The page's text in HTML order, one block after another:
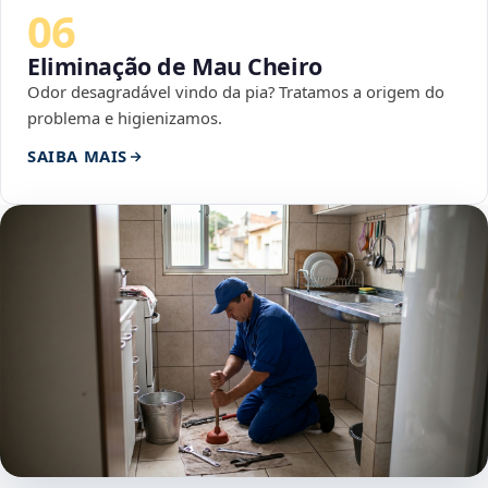
06
Eliminação de Mau Cheiro
Odor desagradável vindo da pia? Tratamos a origem do
problema e higienizamos.
SAIBA MAIS